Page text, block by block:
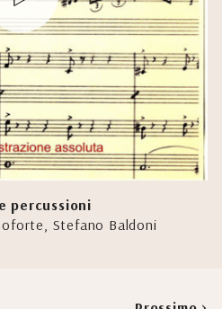
percussioni
Stefano Baldoni